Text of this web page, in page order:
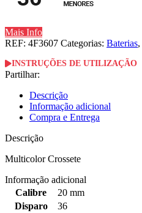
Mais Info
REF: 4F3607 Categorias: Baterias,
INSTRUÇÕES DE UTILIZAÇÃO
Partilhar:
Descrição
Informação adicional
Compra e Entrega
Descrição
Multicolor Crossete
Informação adicional
Calibre
20 mm
Disparo
36